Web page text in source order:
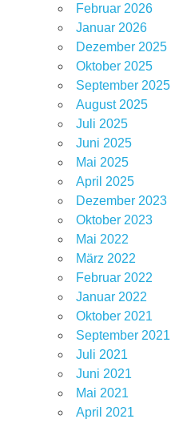
Februar 2026
Januar 2026
Dezember 2025
Oktober 2025
September 2025
August 2025
Juli 2025
Juni 2025
Mai 2025
April 2025
Dezember 2023
Oktober 2023
Mai 2022
März 2022
Februar 2022
Januar 2022
Oktober 2021
September 2021
Juli 2021
Juni 2021
Mai 2021
April 2021